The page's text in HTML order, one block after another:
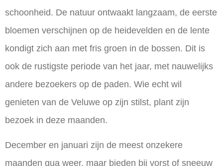
schoonheid. De natuur ontwaakt langzaam, de eerste
bloemen verschijnen op de heidevelden en de lente
kondigt zich aan met fris groen in de bossen. Dit is
ook de rustigste periode van het jaar, met nauwelijks
andere bezoekers op de paden. Wie echt wil
genieten van de Veluwe op zijn stilst, plant zijn
bezoek in deze maanden.
December en januari zijn de meest onzekere
maanden qua weer, maar bieden bij vorst of sneeuw